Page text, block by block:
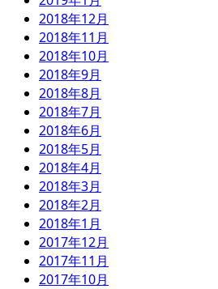
2018年12月
2018年11月
2018年10月
2018年9月
2018年8月
2018年7月
2018年6月
2018年5月
2018年4月
2018年3月
2018年2月
2018年1月
2017年12月
2017年11月
2017年10月